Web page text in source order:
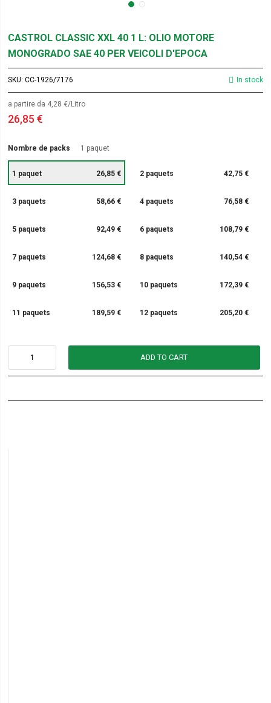
CASTROL CLASSIC XXL 40 1 L: OLIO MOTORE
MONOGRADO SAE 40 PER VEICOLI D'EPOCA
In stock
SKU CC-1926/7176
a partire da 4,28 €/Litro
26,85 €
Nombre de packs 1 paquet
1 paquet 26,85 € 2 paquets 42,75 €
3 paquets 58,66 € 4 paquets 76,58 €
5 paquets 92,49 € 6 paquets 108,79 €
7 paquets 124,68 € 8 paquets 140,54 €
9 paquets 156,53 € 10 paquets 172,39 €
11 paquets 189,59 € 12 paquets 205,20 €
ADD TO CART